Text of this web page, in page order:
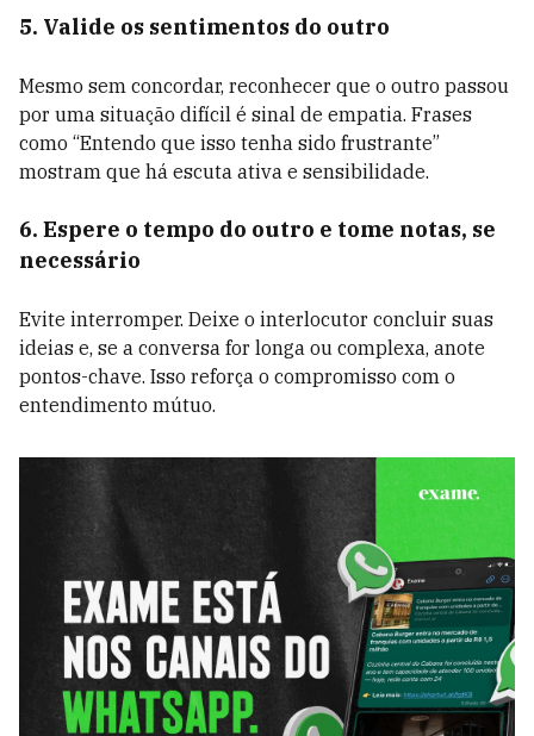
5. Valide os sentimentos do outro
Mesmo sem concordar, reconhecer que o outro passou
por uma situação difícil é sinal de empatia. Frases
como “Entendo que isso tenha sido frustrante”
mostram que há escuta ativa e sensibilidade.
6. Espere o tempo do outro e tome notas, se
necessário
Evite interromper. Deixe o interlocutor concluir suas
ideias e, se a conversa for longa ou complexa, anote
pontos-chave. Isso reforça o compromisso com o
entendimento mútuo.